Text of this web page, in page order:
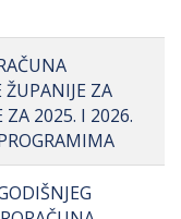
ŽUPANIJE ZA
ZA 2025. I 2026.